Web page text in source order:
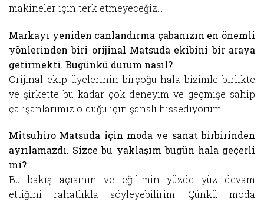
makineler için terk etmeyeceğiz…
Markayı yeniden canlandırma çabanızın en önemli
yönlerinden biri orijinal Matsuda ekibini bir araya
getirmekti. Bugünkü durum nasıl?
Orijinal ekip üyelerinin birçoğu hala bizimle birlikte
ve şirkette bu kadar çok deneyim ve geçmişe sahip
çalışanlarımız olduğu için şanslı hissediyorum.
Mitsuhiro Matsuda için moda ve sanat birbirinden
ayrılamazdı. Sizce bu yaklaşım bugün hala geçerli
mi?
Bu bakış açısının ve eğilimin yüzde yüz devam
ettiğini rahatlıkla söyleyebilirim. Çünkü moda